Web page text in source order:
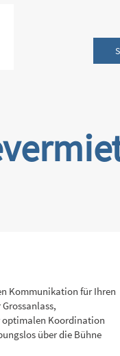
Kommunikation für Ihren
optimalen Koordination
über die Bühne